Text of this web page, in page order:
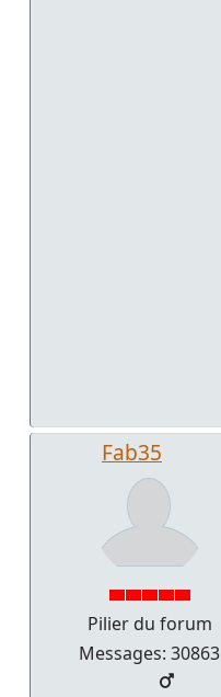
Fab35
Pilier du forum
Messages: 30863